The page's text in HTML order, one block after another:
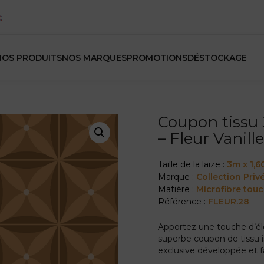
PRODUITSNOS MARQUESPROMOTIONSDÉSTOCKAGE
Coupon tissu
– Fleur Vanille
Taille de la laize : 3m x
Marque : Collection
Matière : Microfibre
Référence : FLEUR.28
Apportez une touche
superbe coupon de tissu
exclusive développée et